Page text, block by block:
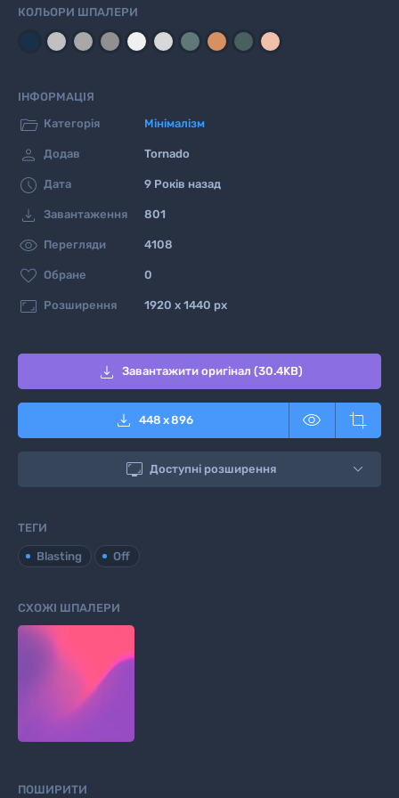
КОЛЬОРИ ШПАЛЕРИ
ІНФОРМАЦІЯ
 Категорія Мінімалізм
 Додав Tornado
 Дата 9 Років назад
 Завантаження 801
 Перегляди 4108
 Обране 0
 Розширення 1920 x 1440 px
 Завантажити оригінал (30.4KB)
 448 x896  
 Доступні розширення
ТЕГИ
Blasting Off
СХОЖІ ШПАЛЕРИ
ПОШИРИТИ